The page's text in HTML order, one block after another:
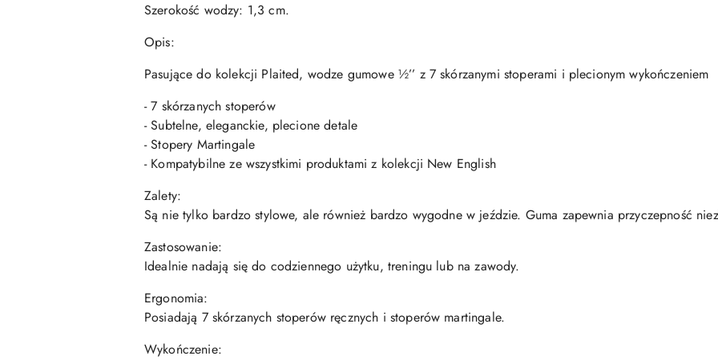
Szerokość wodzy: 1,3 cm.
Opis:
Pasujące do kolekcji Plaited, wodze gumowe ½’’ z 7 skórzanymi stoperami i plecionym wykończeniem
- 7 skórzanych stoperów
- Subtelne, eleganckie, plecione detale
- Stopery Martingale
- Kompatybilne ze wszystkimi produktami z kolekcji New English
Zalety:
Są nie tylko bardzo stylowe, ale również bardzo wygodne w jeździe. Guma zapewnia przyczepność
Zastosowanie:
Idealnie nadają się do codziennego użytku, treningu lub na zawody.
Ergonomia:
Posiadają 7 skórzanych stoperów ręcznych i stoperów martingale.
Wykończenie: